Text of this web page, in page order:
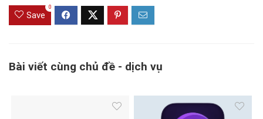
Save
0
Bài viết cùng chủ đề - dịch vụ